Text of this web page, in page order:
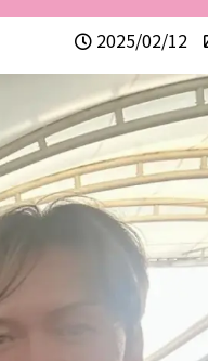
2025/02/12